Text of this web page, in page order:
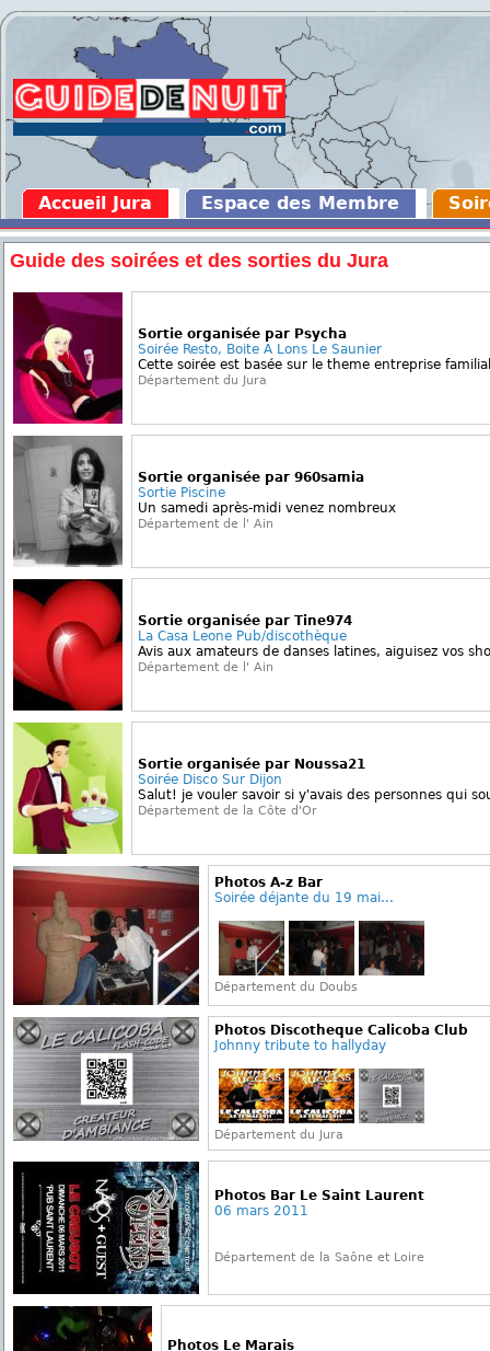
Accueil Jura Espace des Membre
Guide des soirées et des sorties du Jura
Sortie organisée par Psycha
Soirée Resto, Boite A Lons Le Saunier
Cette soirée est basée sur le theme entreprise
Département du Jura
Sortie organisée par 960samia
Sortie Piscine
Un samedi après-midi venez nombreux
Département de l' Ain
Sortie organisée par Tine974
La Casa Leone Pub/discothèque
Avis aux amateurs de danses latines, aiguisez vos
Département de l' Ain
Sortie organisée par Noussa21
Soirée Disco Sur Dijon
Salut! je vouler savoir si y'avais des personnes qui
Département de la Côte d'Or
Photos A-z Bar
Soirée déjante du 19 mai...
Département du Doubs
Photos Discotheque Calicoba Club
Johnny tribute to hallyday
Département du Jura
Photos Bar Le Saint Laurent
06 mars 2011
Département de la Saône et Loire
Photos Le Marais